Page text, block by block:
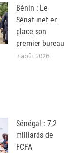
Bénin : Le
Sénat met en
place son
premier bureau
7 août 2026
Sénégal : 7,2
milliards de
FCFA